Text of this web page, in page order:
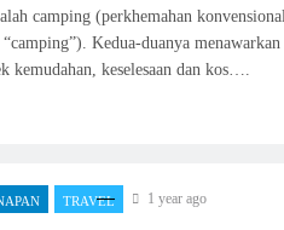
camping (perkhemahan
Kedua-duanya
kemudahan, keselesaan dan kos….
TRAVEL 1 year ago